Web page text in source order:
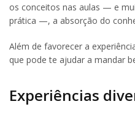
os conceitos nas aulas — e
prática —, a absorção do
Além de favorecer a
que pode te ajudar a mandar
Experiências